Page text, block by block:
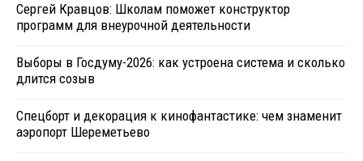
Сергей Кравцов: Школам поможет конструктор
программ для внеурочной деятельности
Выборы в Госдуму-2026: как устроена система и сколько
длится созыв
Спецборт и декорация к кинофантастике: чем знаменит
аэропорт Шереметьево